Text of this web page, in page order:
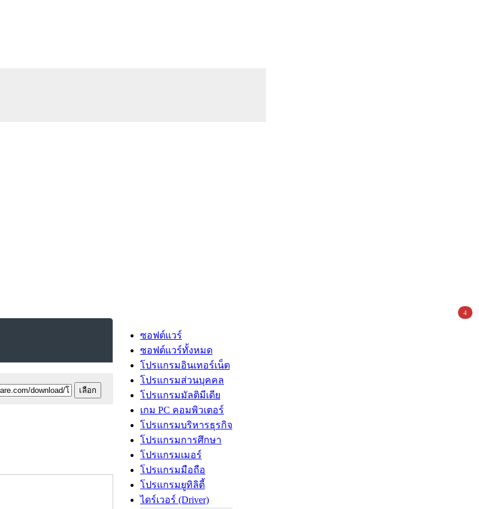
ซอฟต์แวร์
ซอฟต์แวร์ทั้งหมด
โปรแกรมอินเทอร์เน็ต
โปรแกรมส่วนบุคคล
โปรแกรมมัลติมีเดีย
เกม PC คอมพิวเตอร์
โปรแกรมบริหารธุรกิจ
โปรแกรมการศึกษา
โปรแกรมเมอร์
โปรแกรมมือถือ
โปรแกรมยูทิลิตี้
ไดร์เวอร์ (Driver)
4